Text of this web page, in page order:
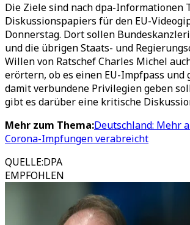
Die Ziele sind nach dpa-Informationen
Diskussionspapiers für den EU-
Donnerstag. Dort sollen
und die übrigen Staats- und
Willen von Ratschef Charles Michel
erörtern, ob es einen EU-Impfpass und
damit verbundene Privilegien geben
gibt es darüber eine kritische
Mehr zum Thema:Deutschland: Mehr
Corona-Impfungen verabreicht
QUELLE:DPA
EMPFOHLEN